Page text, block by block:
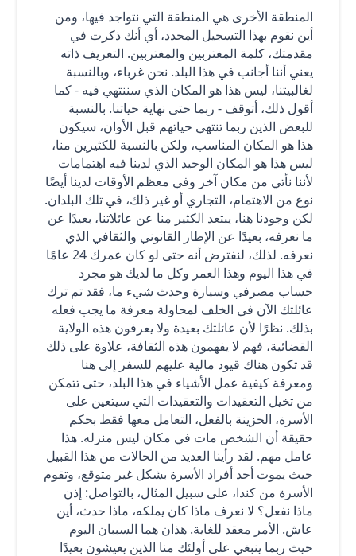
المنطقة الأخرى هي المنطقة التي نتواجد فيها، ومن
أين نقوم بهذا التسجيل المحدد، أي أنك ذكرت في
مقدمتك، كلمة المغتربين والمغتربين. التعريف ذاته
يعني أننا أجانب في هذا البلد. نحن غرباء، وبالنسبة
لغالبيتنا، ليس هذا هو المكان الذي سننتهي فيه - كما
أقول ذلك، أتوقف - ربما حتى نهاية حياتنا. بالنسبة
للبعض الذين ربما تنتهي حياتهم قبل الأوان، سيكون
هذا هو المكان المناسب، ولكن بالنسبة للكثيرين منا،
ليس هذا هو المكان الوحيد الذي لدينا فيه اهتمامات
لأننا نأتي من مكان آخر وفي معظم الأوقات لدينا أيضًا
نوع من الاهتمام، التجاري أو غير ذلك، في تلك البلدان.
لكن وجودنا هنا، يبتعد الكثير منا عن عائلاتنا، بعيدًا عن
ما نعرفه، بعيدًا عن الإطار القانوني والثقافي الذي
نعرفه. لذلك، لنفترض أنه حتى لو كان عمرك 24 عامًا
في هذا اليوم وهذا العمر وكل ما لديك هو مجرد
حساب مصرفي وسيارة وحدث شيء ما، فقد تم ترك
عائلتك الآن في الخلف لمحاولة معرفة ما يجب فعله
بذلك. نظرًا لأن عائلتك بعيدة ولا يعرفون هذه الولاية
القضائية، فهم لا يفهمون هذه الثقافة، علاوة على ذلك
قد تكون هناك قيود مالية عليهم للسفر إلى هنا
ومعرفة كيفية عمل الأشياء في هذا البلد، حتى تتمكن
من تخيل التعقيدات والتعقيدات التي سيتعين على
الأسرة، الحزينة بالفعل، التعامل معها فقط بحكم
حقيقة أن الشخص مات في مكان ليس منزله. هذا
عامل مهم. لقد رأينا العديد من الحالات من هذا القبيل
حيث يموت أحد أفراد الأسرة بشكل غير متوقع، وتقوم
الأسرة من كندا، على سبيل المثال، بالتواصل: إذن
ماذا نفعل؟ لا نعرف ماذا كان يملكه، ماذا حدث، أين
عاش. الأمر معقد للغاية. هذان هما السببان اليوم
حيث ربما ينبغي على أولئك منا الذين يعيشون بعيدًا